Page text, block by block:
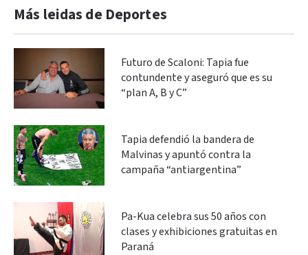
Más leidas de Deportes
Futuro de Scaloni: Tapia fue
contundente y aseguró que es su
“plan A, B y C”
Tapia defendió la bandera de
Malvinas y apuntó contra la
campaña “antiargentina”
Pa-Kua celebra sus 50 años con
clases y exhibiciones gratuitas en
Paraná